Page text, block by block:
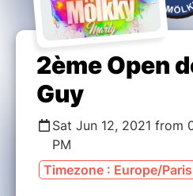
2ème Open
Guy
Sat Jun 12, 2021 from
PM
Timezone : Europe/Paris